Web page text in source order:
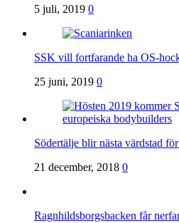
5 juli, 2019 0
SSK vill fortfarande ha OS-
25 juni, 2019 0
Södertälje blir nästa värdstad
21 december, 2018 0
Ragnhildsborgsbacken får